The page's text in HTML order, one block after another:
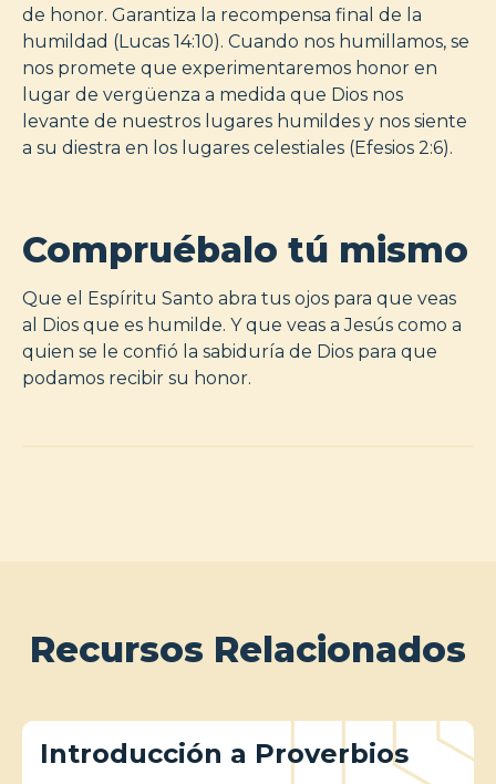
de honor. Garantiza la recompensa final de la
humildad (Lucas 14:10). Cuando nos humillamos, se
nos promete que experimentaremos honor en
lugar de vergüenza a medida que Dios nos
levante de nuestros lugares humildes y nos siente
a su diestra en los lugares celestiales (Efesios 2:6).
Compruébalo tú mismo
Que el Espíritu Santo abra tus ojos para que veas
al Dios que es humilde. Y que veas a Jesús como a
quien se le confió la sabiduría de Dios para que
podamos recibir su honor.
Recursos Relacionados
Introducción a Proverbios